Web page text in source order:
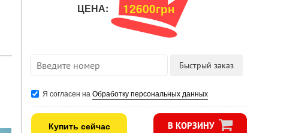
ЦЕНА: 12600грн
Я согласен на Обработку персональных данных
Купить сейчас В КОРЗИНУ